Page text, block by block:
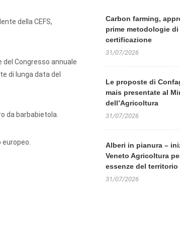
della CEFS,
Congresso annuale
di lunga data del
da barbabietola.
Carbon farming,
prime metodologie di
certificazione
31/07/2026
Le proposte di
mais presentate al
dell’Agricoltura
31/07/2026
Alberi in pianura –
Veneto Agricoltura
essenze del territorio
31/07/2026